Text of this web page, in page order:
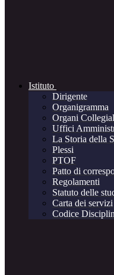
Istituto
Dirigente
Organigramma
Organi
Uffici
La Storia della
Plessi
PTOF
Patto di
Regolamenti
Statuto delle
Carta dei servizi
Codice